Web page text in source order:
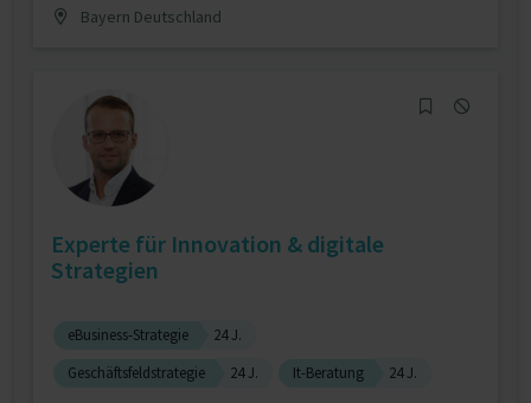
Bayern Deutschland
Experte für Innovation & digitale
Strategien
eBusiness-Strategie
24 J.
Geschäftsfeldstrategie
24 J. It-Beratung 24 J.